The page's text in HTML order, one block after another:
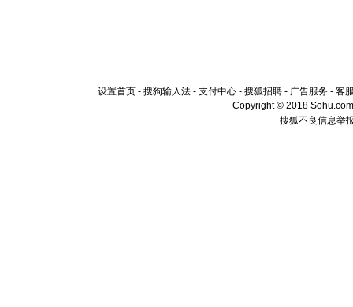
设置首页 - 搜狗输入法 - 支付中心 - 搜狐招聘 - 广告服务 - 客
Copyright © 2018
搜狐不良信息举